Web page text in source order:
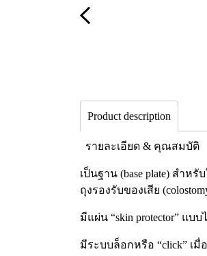
Product description
รายละเอียด & คุณสมบัติ
เป็นฐาน (base plate) สำห
ถุงรองรับของเสีย
มีแผ่น “skin protector” แบ
มีระบบล็อกหรือ “click” เมื่